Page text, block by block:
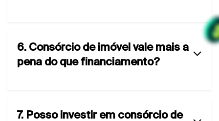
6. Consórcio de imóvel vale mais a
pena do que financiamento?
7. Posso investir em consórcio de